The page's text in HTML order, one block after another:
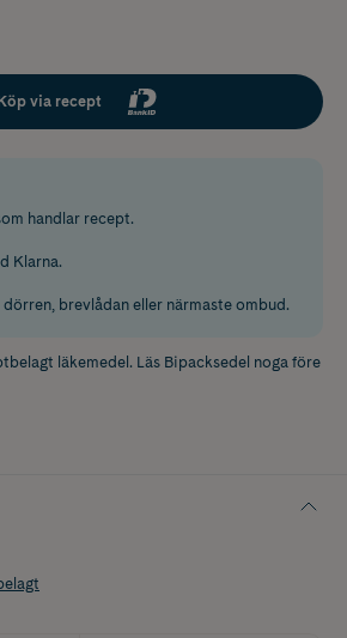
via recept
handlar recept.
Klarna.
brevlådan eller närmaste ombud.
läkemedel. Läs Bipacksedel noga före